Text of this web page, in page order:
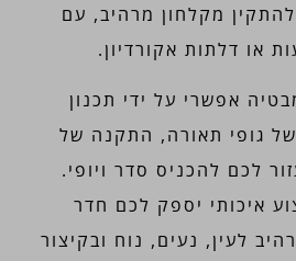
מקלחון מרהיב, עם
או דלתות אקורדיון.
אפשרי על ידי תכנון
גופי תאורה, התקנה של
לכם להכניס סדר ויופי.
איכותי יספק לכם חדר
לעין, נעים, נוח ובקיצור